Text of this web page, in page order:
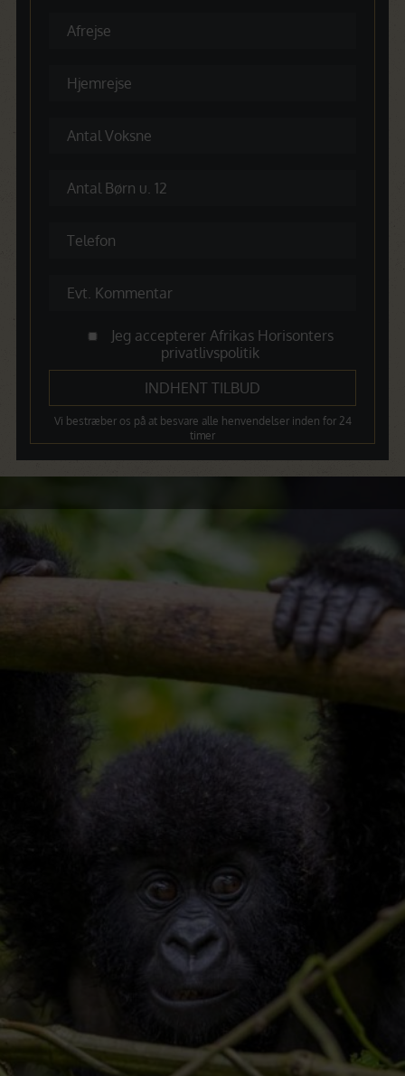
Jeg accepterer Afrikas Horisonters
privatlivspolitik
Vi bestræber os på at besvare alle henvendelser inden for 24
timer
Dagsprogram
Dag 1 – Ankomst i Entebbe
Dag 2 – Bwindi National Park